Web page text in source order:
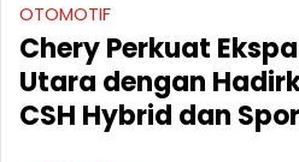
OTOMOTIF
Chery Perkuat
Utara dengan
CSH Hybrid dan